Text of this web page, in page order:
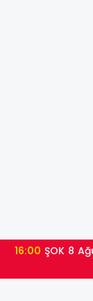
16:00